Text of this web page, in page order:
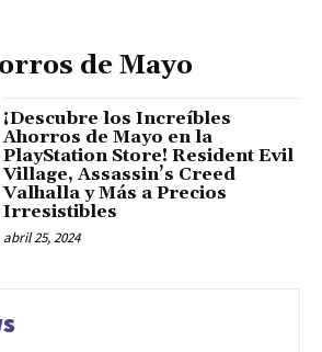
de Mayo
¡Descubre los Increíbles
Ahorros de Mayo en la
PlayStation Store! Resident Evil
Village, Assassin’s Creed
Valhalla y Más a Precios
Irresistibles
abril 25, 2024